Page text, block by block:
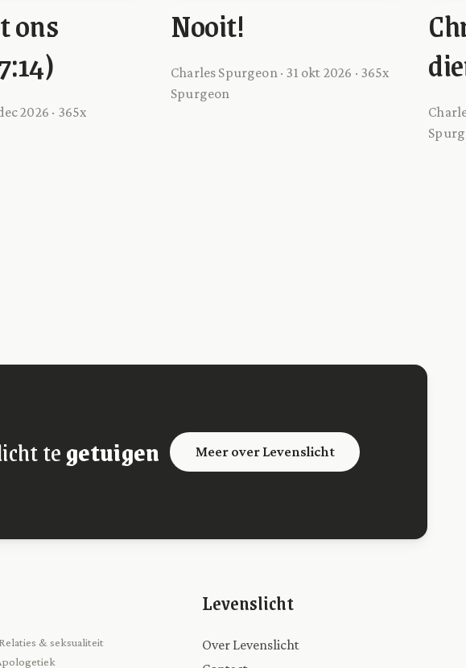
ons
2026 · 365x
Nooit!
Charles Spurgeon · 31 okt 2026 · 365x
Spurgeon
tegetuigen Meer over Levenslicht
& seksualiteit
Levenslicht
Over Levenslicht